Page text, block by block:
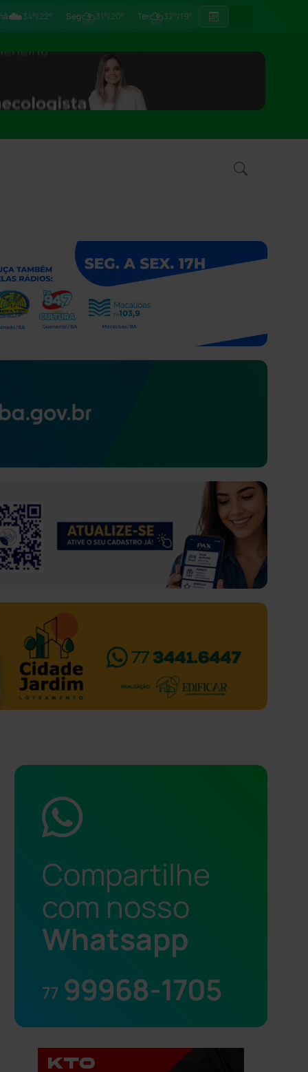
☁️34°/22° Seg⛈31°/20° Ter⛈32°/19°
Compartilhe
com nosso
Whatsapp
77 99968-1705